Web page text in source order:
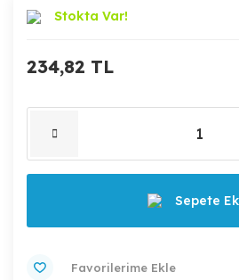
Stokta Var!
234,82 TL
Sepete